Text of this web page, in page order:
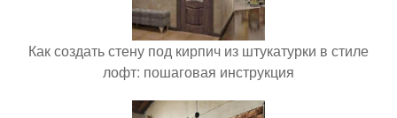
Как создать стену под кирпич из штукатурки в стиле
лофт: пошаговая инструкция